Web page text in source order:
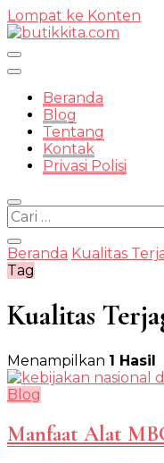
Lompat ke Konten
Beranda
Blog
Tentang
Kontak
Privasi Polisi
Cari
untuk:
Beranda Kualitas
Tag
Kualitas
Menampilkan 1 Hasil
Blog
Manfaat Alat